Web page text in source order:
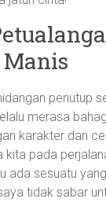
penutup
merasa
karakter dan
kita pada
ada sesuatu
tidak sabar